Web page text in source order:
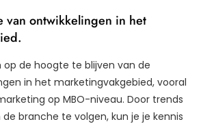
van ontwikkelingen in het
op de hoogte te blijven van de
in het marketingvakgebied, vooral
op MBO-niveau. Door trends
branche te volgen, kun je je kennis